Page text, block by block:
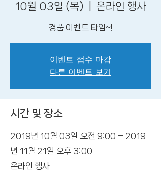
10월 03일 (목) 온라인 행사
경품 이벤트 타임~!
이벤트 접수 마감
다른 이벤트 보기
시간 및 장소
2019년 10월 03일 오전 9:00 – 2019
년 11월 21일 오후 3:00
온라인 행사